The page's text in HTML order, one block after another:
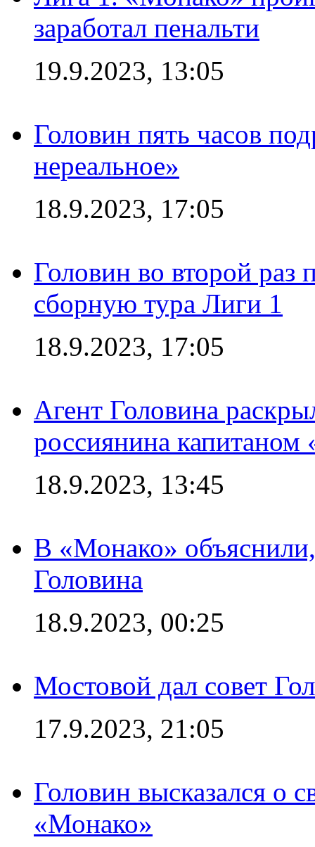
заработал пенальти
19.9.2023, 13:05
Головин пять часов
нереальное»
18.9.2023, 17:05
Головин во второй раз
сборную тура Лиги 1
18.9.2023, 17:05
Агент Головина
россиянина
18.9.2023, 13:45
В «Монако»
Головина
18.9.2023, 00:25
Мостовой дал совет
17.9.2023, 21:05
Головин высказался о
«Монако»